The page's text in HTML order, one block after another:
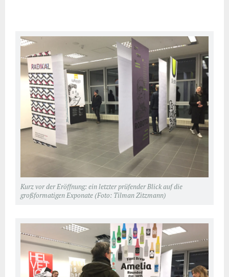
Kurz vor der Eröffnung: ein letzter prüfender Blick auf die
großformatigen Exponate (Foto: Tilman Zitzmann)